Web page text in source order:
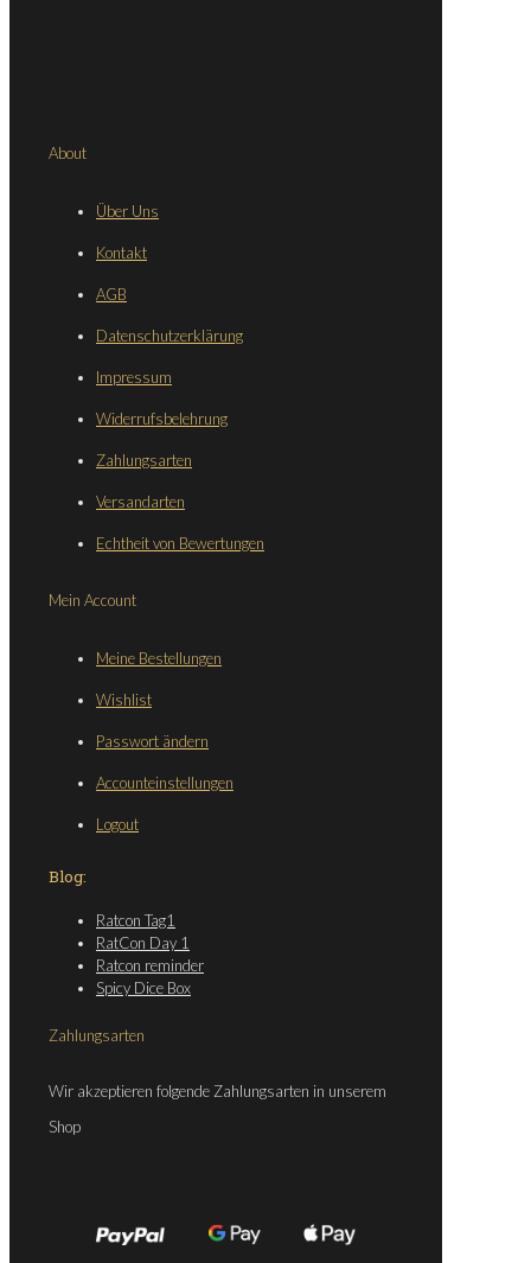
About
Über Uns
Kontakt
AGB
Datenschutzerklärung
Impressum
Widerrufsbelehrung
Zahlungsarten
Versandarten
Echtheit von Bewertungen
Mein Account
Meine Bestellungen
Wishlist
Passwort ändern
Accounteinstellungen
Logout
Blog:
Ratcon Tag1
RatCon Day 1
Ratcon reminder
Spicy Dice Box
Zahlungsarten
Wir akzeptieren folgende Zahlungsarten in unserem
Shop